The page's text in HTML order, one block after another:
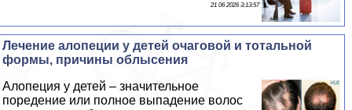
21 06 2026 3:13:57
Лечение алопеции у детей очаговой и тотальной
формы, причины облысения
Алопеция у детей – значительное
поредение или полное выпадение волос